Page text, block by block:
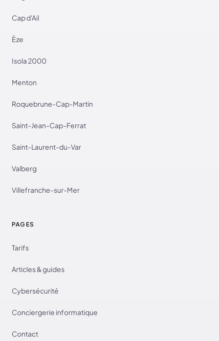
Cap d'Ail
Èze
Isola 2000
Menton
Roquebrune-Cap-Martin
Saint-Jean-Cap-Ferrat
Saint-Laurent-du-Var
Valberg
Villefranche-sur-Mer
PAGES
Tarifs
Articles & guides
Cybersécurité
Conciergerie informatique
Contact